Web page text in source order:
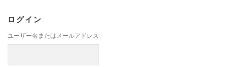
ログイン
ユーザー名またはメールアドレス